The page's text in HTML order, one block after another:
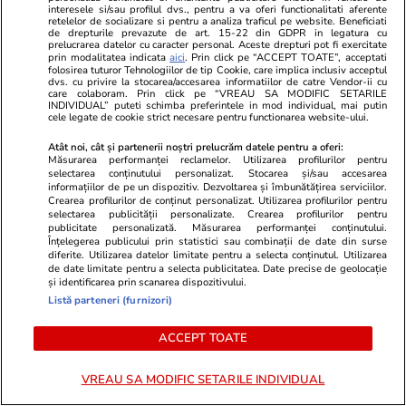
PARTENERI
ZiaruldeIasi.ro
Proiectul imobiliar pregătit lângă
Lidl Moara de Foc este scos la
vânzare. Dezvoltatorul este
de anvergură
lipici la
primele 5
interesele si/sau profilul dvs., pentru a va oferi functionalitati aferente
retelelor de socializare si pentru a analiza traficul pe website. Beneficiati
de drepturile prevazute de art. 15-22 din GDPR in legatura cu
prelucrarea datelor cu caracter personal. Aceste drepturi pot fi exercitate
prin modalitatea indicataaici. Prin click pe “ACCEPT TOATE”, acceptati
folosirea tuturor Tehnologiilor de tip Cookie, care implica inclusiv acceptul
dvs. cu privire la stocarea/accesarea informatiilor de catre Vendor-ii cu
care colaboram. Prin click pe “VREAU SA MODIFIC SETARILE
INDIVIDUAL” puteti schimba preferintele in mod individual, mai putin
cele legate de cookie strict necesare pentru functionarea website-ului.
Atât noi, cât și partenerii noștri prelucrăm datele pentru a oferi:
Măsurarea performanței reclamelor. Utilizarea profilurilor pentru
selectarea conținutului personalizat. Stocarea și/sau accesarea
informațiilor de pe un dispozitiv. Dezvoltarea și îmbunătățirea serviciilor.
Crearea profilurilor de conținut personalizat. Utilizarea profilurilor pentru
selectarea publicității personalizate. Crearea profilurilor pentru
publicitate personalizată. Măsurarea performanței conținutului.
Înțelegerea publicului prin statistici sau combinații de date din surse
diferite. Utilizarea datelor limitate pentru a selecta conținutul. Utilizarea
de date limitate pentru a selecta publicitatea. Date precise de geolocație
și identificarea prin scanarea dispozitivului.
Listă parteneri (furnizori)
ACCEPT TOATE
VREAU SA MODIFIC SETARILE INDIVIDUAL